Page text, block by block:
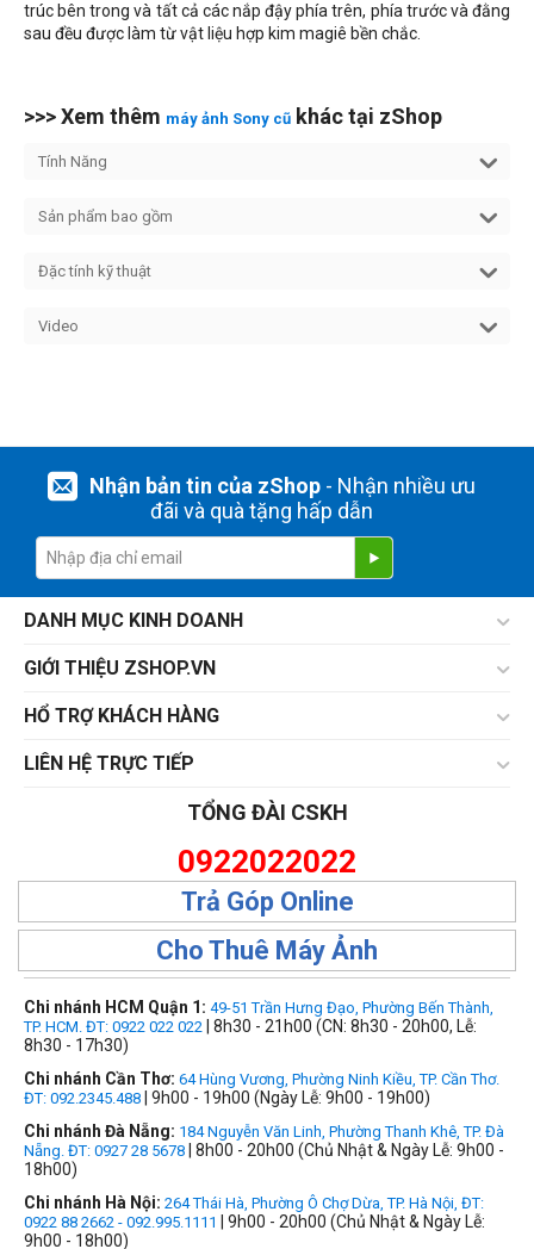
trúc bên trong và tất cả các nắp đậy phía trên, phía trước và đằng
sau đều được làm từ vật liệu hợp kim magiê bền chắc.
>>> Xem thêm máy ảnh Sony cũ khác tại zShop
Tính Năng
Sản phẩm bao gồm
Đặc tính kỹ thuật
Video
Nhận bản tin của zShop- Nhận nhiều ưu
đãi và quà tặng hấp dẫn
DANH MỤC KINH DOANH
GIỚI THIỆU ZSHOP.VN
HỔ TRỢ KHÁCH HÀNG
LIÊN HỆ TRỰC TIẾP
TỔNG ĐÀI CSKH
0922022022
Trả Góp Online
Cho Thuê Máy Ảnh
Chi nhánh HCM Quận 1: 49-51 Trần Hưng Đạo, Phường Bến Thành,
TP. HCM. ĐT: 0922 022 022 | 8h30 - 21h00 (CN: 8h30 - 20h00, Lễ:
8h30 - 17h30)
Chi nhánh Cần Thơ: 64 Hùng Vương, Phường Ninh Kiều, TP. Cần Thơ.
ĐT: 092.2345.488 | 9h00 - 19h00 (Ngày Lễ: 9h00 - 19h00)
Chi nhánh Đà Nẵng: 184 Nguyễn Văn Linh, Phường Thanh Khê, TP. Đà
Nẵng. ĐT: 0927 28 5678 | 8h00 - 20h00 (Chủ Nhật & Ngày Lễ: 9h00 -
18h00)
Chi nhánh Hà Nội: 264 Thái Hà, Phường Ô Chợ Dừa, TP. Hà Nội, ĐT:
0922 88 2662 - 092.995.1111
| 9h00 - 20h00 (Chủ Nhật & Ngày Lễ:
9h00 - 18h00)